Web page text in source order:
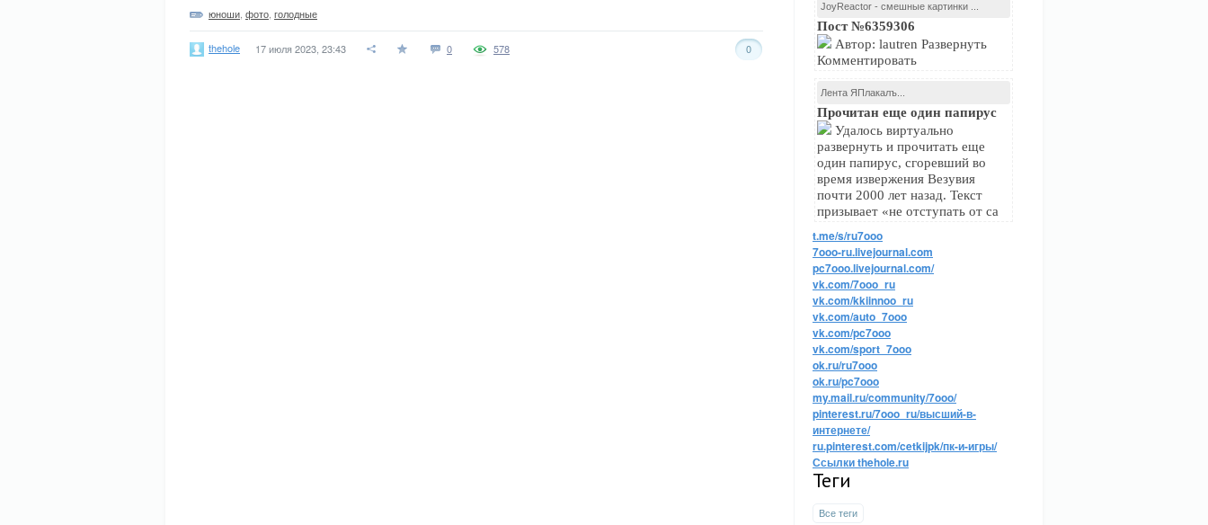
JoyReactor - смешные картинки ...
Пост №6359306
Автор: lautren Развернуть
Комментировать
Лента ЯПлакалъ...
Прочитан еще один папирус
Удалось виртуально
развернуть и прочитать еще
один папирус, сгоревший во
время извержения Везувия
почти 2000 лет назад. Текст
призывает «не отступать от са
t.me/s/ru7ooo
7ooo-ru.livejournal.com
pc7ooo.livejournal.com/
vk.com/7ooo_ru
vk.com/kkiinnoo_ru
vk.com/auto_7ooo
vk.com/pc7ooo
vk.com/sport_7ooo
ok.ru/ru7ooo
ok.ru/pc7ooo
my.mail.ru/community/7ooo/
pinterest.ru/7ooo_ru/высший-в-
интернете/
ru.pinterest.com/cetkijpk/пк-и-игры/
Ссылки thehole.ru
Теги
Все теги
юноши фото голодные
thehole 17 июля 2023, 23:43 0 0
578